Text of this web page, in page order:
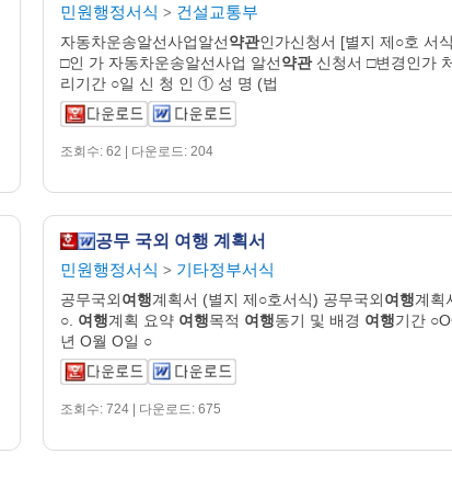
민원행정서식 > 건설교통부
자동차운송알선사업알선약관인가신청서 [별지 제○호 서
□인 가 자동차운송알선사업 알선약관신청서 □변경인가
리기간 ○일 신 청 인 ① 성 명 (법
조회수: 62 | 다운로드: 204
공무 국외 여행 계획서
민원행정서식 > 기타정부서식
공무국외여행계획서 (별지 제○호서식) 공무국외여행계획
○. 여행계획 요약 여행목적 여행동기 및 배경 여행기간
년 O월 O일 ○
조회수: 724 | 다운로드: 675